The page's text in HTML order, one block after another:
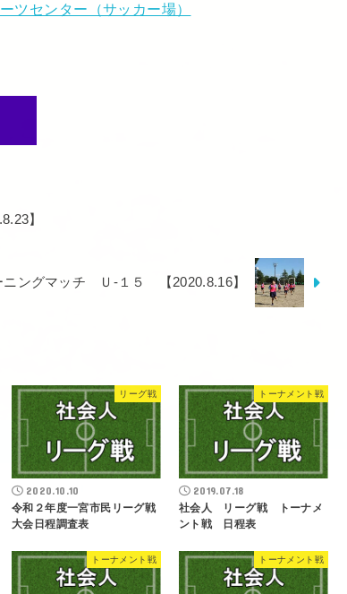
ツセンター（サッカー場）
】
ニングマッチ Ｕ-１５ 【2020.8.16】
リーグ戦
2020.10.10
令和２年度一宮市民リーグ戦
大会日程調査表
トーナメント戦
2019.07.18
社会人 リーグ戦 トーナメ
ント戦 日程表
トーナメント戦 トーナメント戦